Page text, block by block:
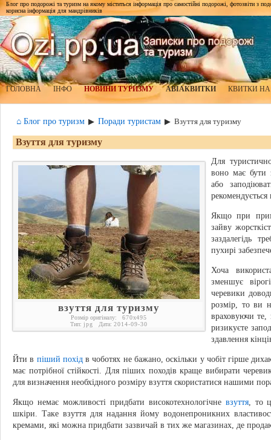
Блог про подорожі та туризм на якому міститься інформація про самостійні подорожі, фотозвіти з
корисна інформація для мандрівників
ГОЛОВНА ІНФО НОВИНИ ТУРИЗМУ АВІАКВИТКИ КВИТКИ
⌂ Блог про туризм ▶ Поради туристам ▶ Взуття для туризму
Взуття для туризму
взуття для туризму
Розмір оригіналу: 670x495
Тип: jpg Дата: 2014-09-30
Для
воно має бути
або
Якщо при
зайву
заздалегідь
пухирі
Хоча
зменшує
черевики
розмір, то ви
враховуючи те,
ризикуєте
здавлення
Йти в піший похідв чоботях не бажано, оскільки у чобіт гірше
має потрібної стійкості. Для піших походів краще вибирати
для визначення необхідного розміру взуття скористатися нашими
Якщо немає можливості придбати високотехнологічне взуття, то
шкіри. Таке взуття для надання йому водонепроникних
кремами, які можна придбати зазвичай в тих же магазинах, де